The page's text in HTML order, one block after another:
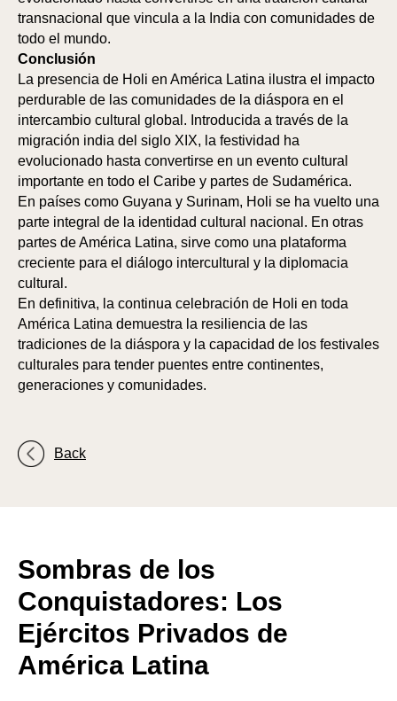
transnacional que vincula a la India con comunidades de
todo el mundo.
Conclusión
La presencia de Holi en América Latina ilustra el impacto
perdurable de las comunidades de la diáspora en el
intercambio cultural global. Introducida a través de la
migración india del siglo XIX, la festividad ha
evolucionado hasta convertirse en un evento cultural
importante en todo el Caribe y partes de Sudamérica.
En países como Guyana y Surinam, Holi se ha vuelto una
parte integral de la identidad cultural nacional. En otras
partes de América Latina, sirve como una plataforma
creciente para el diálogo intercultural y la diplomacia
cultural.
En definitiva, la continua celebración de Holi en toda
América Latina demuestra la resiliencia de las
tradiciones de la diáspora y la capacidad de los festivales
culturales para tender puentes entre continentes,
generaciones y comunidades.
Back
Sombras de los
Conquistadores: Los
Ejércitos Privados de
América Latina